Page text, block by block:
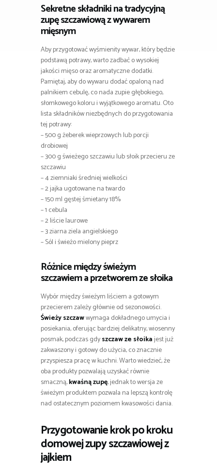
Sekretne składniki na tradycyjną
zupę szczawiową z wywarem
mięsnym
Aby przygotować wyśmienity wywar, który będzie
podstawą potrawy, warto zadbać o wysokiej
jakości mięso oraz aromatyczne dodatki.
Pamiętaj, aby do wywaru dodać opaloną nad
palnikiem cebulę, co nada zupie głębokiego,
słomkowego koloru i wyjątkowego aromatu. Oto
lista składników niezbędnych do przygotowania
tej potrawy:
– 500 g żeberek wieprzowych lub porcji
drobiowej
– 300 g świeżego szczawiu lub słoik przecieru ze
szczawiu
– 4 ziemniaki średniej wielkości
– 2 jajka ugotowane na twardo
– 150 ml gęstej śmietany 18%
– 1 cebula
– 2 liście laurowe
– 3 ziarna ziela angielskiego
– Sól i świeżo mielony pieprz
Różnice między świeżym
szczawiem a przetworem ze słoika
Wybór między świeżym liściem a gotowym
przecierem zależy głównie od sezonowości.
Świeży szczawwymaga dokładnego umycia i
posiekania, oferując bardziej delikatny, wiosenny
posmak, podczas gdyszczaw ze słoikajest już
zakwaszony i gotowy do użycia, co znacznie
przyspiesza pracę w kuchni. Warto wiedzieć, że
oba produkty pozwalają uzyskać równie
smaczną,kwaśną zupę, jednak to wersja ze
świeżym produktem pozwala na lepszą kontrolę
nad ostatecznym poziomem kwasowości dania.
Przygotowanie krok po kroku
domowej zupy szczawiowej z
jajkiem